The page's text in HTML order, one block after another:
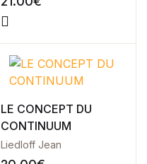
LE CONCEPT DU
CONTINUUM
Liedloff Jean